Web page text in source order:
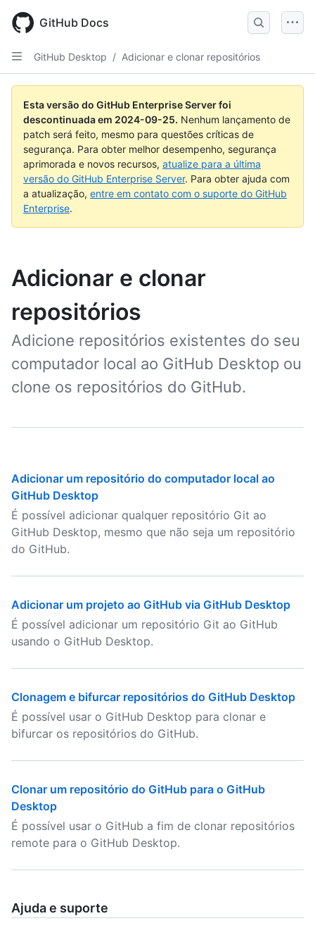
main
content
GitHub Docs
GitHub Desktop / Adicionar e clonar repositórios
Esta versão do GitHub Enterprise Server foi
descontinuada em 2024-09-25. Nenhum lançamento de
patch será feito, mesmo para questões críticas de
segurança. Para obter melhor desempenho, segurança
aprimorada e novos recursos, atualize para a última
versão do GitHub Enterprise Server. Para obter ajuda com
a atualização, entre em contato com o suporte do GitHub
Enterprise.
Adicionar e clonar
repositórios
Adicione repositórios existentes do seu
computador local ao GitHub Desktop ou
clone os repositórios do GitHub.
Adicionar um repositório do computador local ao
GitHub Desktop
É possível adicionar qualquer repositório Git ao
GitHub Desktop, mesmo que não seja um repositório
do GitHub.
Adicionar um projeto ao GitHub via GitHub Desktop
É possível adicionar um repositório Git ao GitHub
usando o GitHub Desktop.
Clonagem e bifurcar repositórios do GitHub Desktop
É possível usar o GitHub Desktop para clonar e
bifurcar os repositórios do GitHub.
Clonar um repositório do GitHub para o GitHub
Desktop
É possível usar o GitHub a fim de clonar repositórios
remote para o GitHub Desktop.
Ajuda e suporte